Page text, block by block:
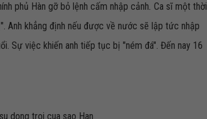
phủ Hàn gỡ bỏ lệnh cấm nhập cảnh. Ca sĩ một thời
Anh khẳng định nếu được về nước sẽ lập tức nhập
Sự việc khiến anh tiếp tục bị "ném đá". Đến nay 16